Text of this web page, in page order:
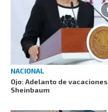
NACIONAL
Ojo: Adelanto de
Sheinbaum